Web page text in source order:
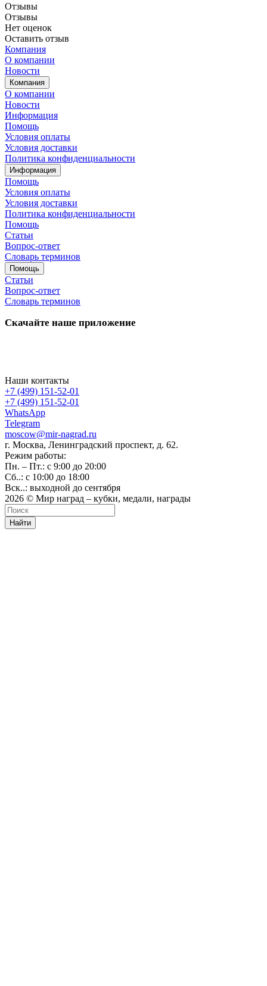
Отзывы
Отзывы
Нет оценок
Оставить отзыв
Компания
О компании
Новости
Компания
О компании
Новости
Информация
Помощь
Условия оплаты
Условия доставки
Политика конфиденциальности
Информация
Помощь
Условия оплаты
Условия доставки
Политика конфиденциальности
Помощь
Статьи
Вопрос-ответ
Словарь терминов
Помощь
Статьи
Вопрос-ответ
Словарь терминов
Скачайте наше приложение
Наши контакты
+7 (499) 151-52-01
+7 (499) 151-52-01
WhatsApp
Telegram
moscow@mir-nagrad.ru
г. Москва, Ленинградский проспект, д. 62.
Режим работы:
Пн. – Пт.: с 9:00 до 20:00
Сб..: с 10:00 до 18:00
Вск..: выходной до сентября
2026 © Мир наград – кубки, медали, награды
Найти